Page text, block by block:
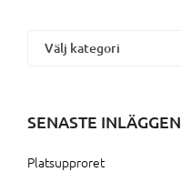
SENASTE INLÄGGEN
Platsupproret